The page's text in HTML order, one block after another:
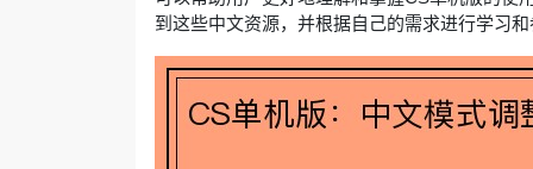
到这些中文资源，并根据自己的需求进行学习